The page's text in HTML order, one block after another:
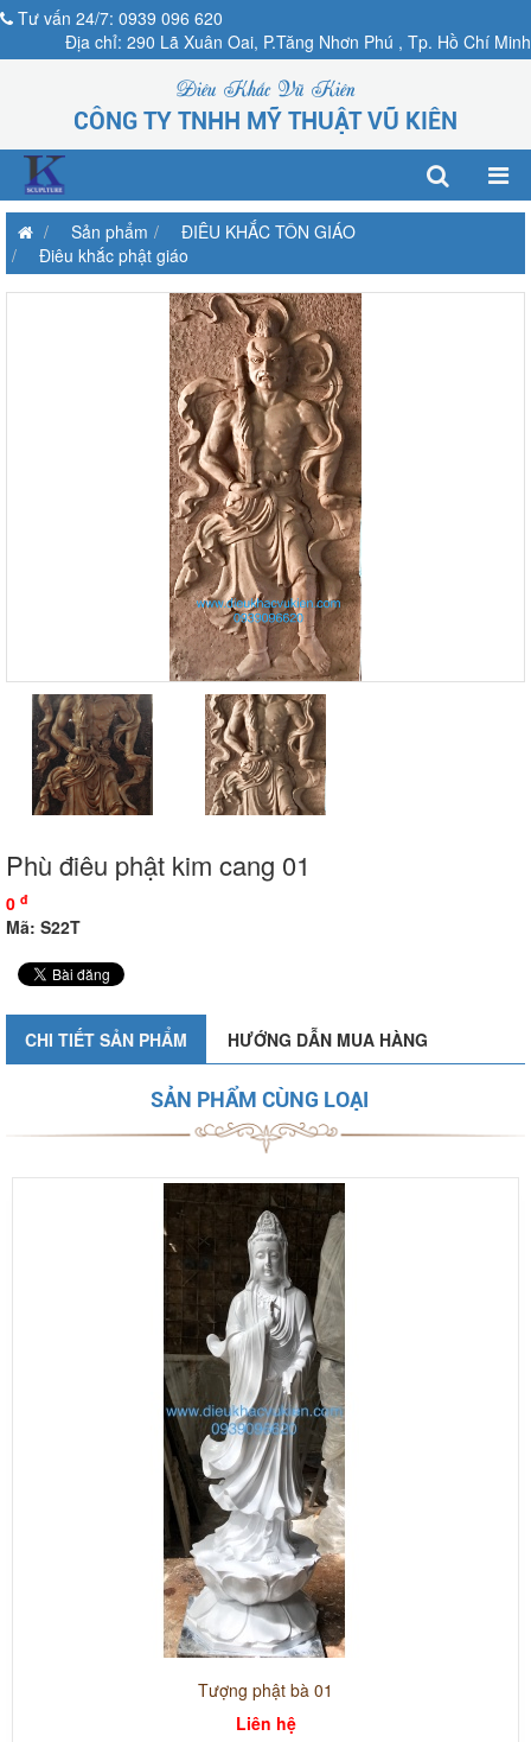
Tư vấn 24/7: 0939 096 620
Địa chỉ: 290 Lã Xuân Oai, P.Tăng Nhơn Phú , Tp. Hồ Chí Minh
Điêu Khắc Vũ Kiên
CÔNG TY TNHH MỸ THUẬT VŨ KIÊN
Sản phẩm
ĐIÊU KHẮC TÔN GIÁO
Điêu khắc phật giáo
Phù điêu phật kim cang 01
0 đ
Mã: S22T
CHI TIẾT SẢN PHẨM HƯỚNG DẪN MUA HÀNG
SẢN PHẨM CÙNG LOẠI
Tượng phật bà 01
Liên hệ